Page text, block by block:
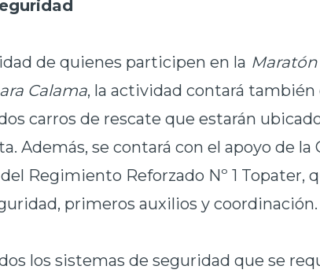
de quienes participen en la
Calama, la actividad contará también
carros de rescate que estarán
Además, se contará con el apoyo de la
Regimiento Reforzado Nº 1 Topater,
primeros auxilios y coordinación.
los sistemas de seguridad que se